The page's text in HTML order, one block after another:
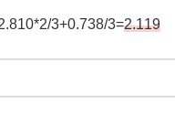
3+0.738/3=2.119